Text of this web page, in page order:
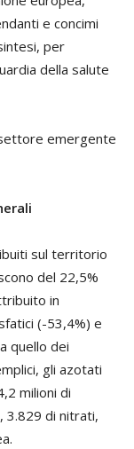
e concimi
per
della salute
emergente
sul territorio
del 22,5%
in
(-53,4%) e
quello dei
gli azotati
milioni di
3.829 di nitrati,